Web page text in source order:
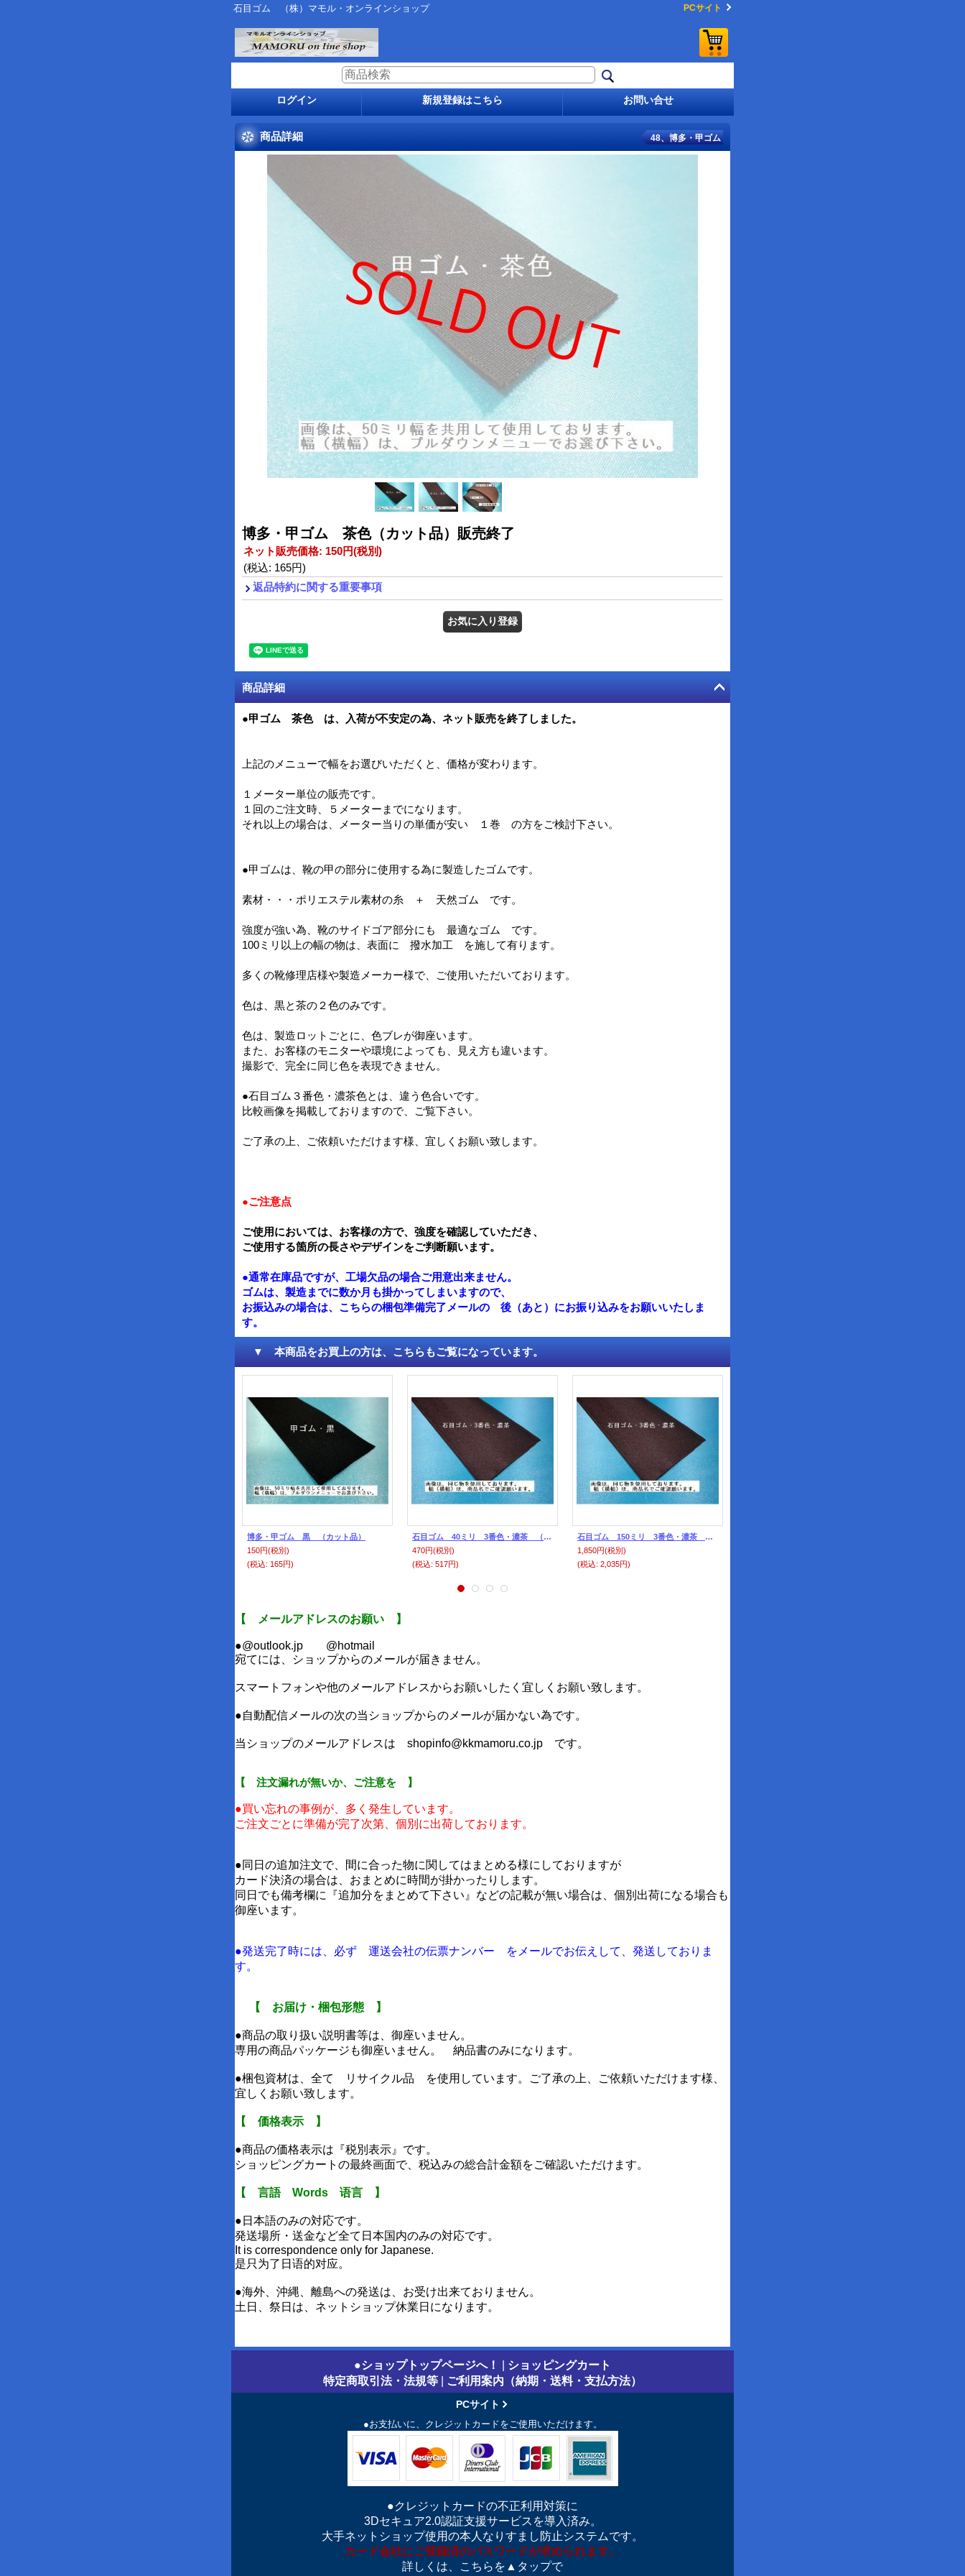
石目ゴム （株）マモル・オンラインショップ PCサイト
ログイン 新規登録はこちら お問い合せ
商品詳細 48、博多・甲ゴム
博多・甲ゴム 茶色（カット品）販売終了
ネット販売価格: 150円(税別)
(税込: 165円)
返品特約に関する重要事項
商品詳細
●甲ゴム 茶色 は、入荷が不安定の為、ネット販売を終了しました。
上記のメニューで幅をお選びいただくと、価格が変わります。
１メーター単位の販売です。
１回のご注文時、５メーターまでになります。
それ以上の場合は、メーター当りの単価が安い １巻 の方をご検討下さい。
●甲ゴムは、靴の甲の部分に使用する為に製造したゴムです。
素材・・・ポリエステル素材の糸 ＋ 天然ゴム です。
強度が強い為、靴のサイドゴア部分にも 最適なゴム です。
100ミリ以上の幅の物は、表面に 撥水加工 を施して有ります。
多くの靴修理店様や製造メーカー様で、ご使用いただいております。
色は、黒と茶の２色のみです。
色は、製造ロットごとに、色ブレが御座います。
また、お客様のモニターや環境によっても、見え方も違います。
撮影で、完全に同じ色を表現できません。
●石目ゴム３番色・濃茶色とは、違う色合いです。
比較画像を掲載しておりますので、ご覧下さい。
ご了承の上、ご依頼いただけます様、宜しくお願い致します。
●ご注意点
ご使用においては、お客様の方で、強度を確認していただき、
ご使用する箇所の長さやデザインをご判断願います。
●通常在庫品ですが、工場欠品の場合ご用意出来ません。
ゴムは、製造までに数か月も掛かってしまいますので、
お振込みの場合は、こちらの梱包準備完了メールの 後（あと）にお振り込みをお願いいたしま
す。
▼ 本商品をお買上の方は、こちらもご覧になっています。
博多・甲ゴム 黒 （カット品）
150円(税別)
(税込: 165円)
石目ゴム 40ミリ 3番色・濃茶 （カット品）
470円(税別)
(税込: 517円)
石目ゴム 150ミリ 3番色・濃茶 （カット品）
1,850円(税別)
(税込: 2,035円)
【 メールアドレスのお願い 】
●@outlook.jp @hotmail
宛てには、ショップからのメールが届きません。
スマートフォンや他のメールアドレスからお願いしたく宜しくお願い致します。
●自動配信メールの次の当ショップからのメールが届かない為です。
当ショップのメールアドレスは shopinfo@kkmamoru.co.jp です。
【 注文漏れが無いか、ご注意を 】
●買い忘れの事例が、多く発生しています。
ご注文ごとに準備が完了次第、個別に出荷しております。
●同日の追加注文で、間に合った物に関してはまとめる様にしておりますが
カード決済の場合は、おまとめに時間が掛かったりします。
同日でも備考欄に『追加分をまとめて下さい』などの記載が無い場合は、個別出荷になる場合も
御座います。
●発送完了時には、必ず 運送会社の伝票ナンバー をメールでお伝えして、発送しておりま
す。
【 お届け・梱包形態 】
●商品の取り扱い説明書等は、御座いません。
専用の商品パッケージも御座いません。 納品書のみになります。
●梱包資材は、全て リサイクル品 を使用しています。ご了承の上、ご依頼いただけます様、
宜しくお願い致します。
【 価格表示 】
●商品の価格表示は『税別表示』です。
ショッピングカートの最終画面で、税込みの総合計金額をご確認いただけます。
【 言語 Words 语言 】
●日本語のみの対応です。
発送場所・送金など全て日本国内のみの対応です。
It is correspondence only for Japanese.
是只为了日语的对应。
●海外、沖縄、離島への発送は、お受け出来ておりません。
土日、祭日は、ネットショップ休業日になります。
●ショップトップページへ！
ショッピングカート
特定商取引法・法規等
ご利用案内（納期・送料・支払方法）
PCサイト
●お支払いに、クレジットカードをご使用いただけます。
●クレジットカードの不正利用対策に
3Dセキュア2.0認証支援サービスを導入済み。
大手ネットショップ使用の本人なりすまし防止システムです。
カード会社にご登録済のパスワードが求められます。
詳しくは、こちらを▲タップで